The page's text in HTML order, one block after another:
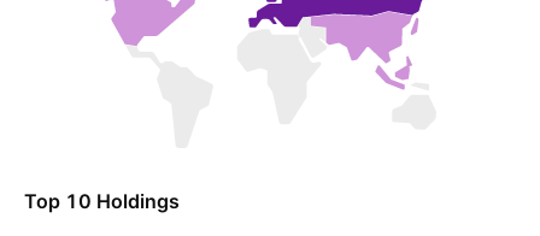
Top 10 Holdings